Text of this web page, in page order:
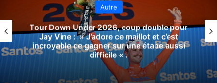
Autre
Team Technipes #inEmiliaRomagna Caffè
Borbone, un nouveau nom pour la
formation continentale italienne, qui
présente son maillot pour 2026